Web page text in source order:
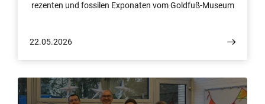
rezenten und fossilen Exponaten vom Goldfuß-Museum
22.05.2026